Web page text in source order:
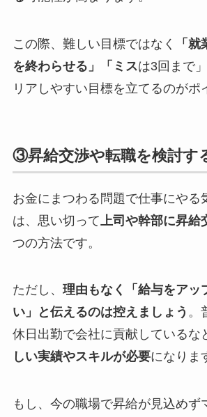
この際、難しい目標ではなく
「
を終わらせる」「ミスは3回まで
リアしやすい目標を立てるのがポ
③昇給交渉や転職を検討す
お金にまつわる問題で仕事にやる
は、思い切って 上司や幹部に昇給
つの方法です。
ただし、 理由もなく「給与をアッ
い」と伝えるのは控えましょう 。
休日出勤で会社に貢献しているな
しい実績やスキルが必要になりま
もし、今の職場で昇給が見込めず